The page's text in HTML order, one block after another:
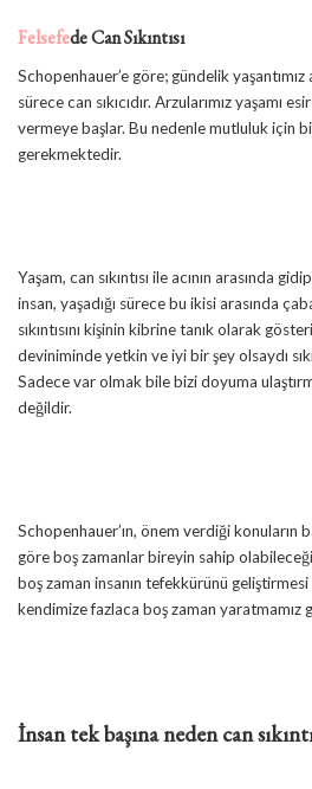
Felsefede Can Sıkıntısı
Schopenhauer’e göre; gündelik
sürece can sıkıcıdır. Arzularımız yaşamı
vermeye başlar. Bu nedenle mutluluk için
gerekmektedir.
Yaşam, can sıkıntısı ile acının arasında
insan, yaşadığı sürece bu ikisi arasında
sıkıntısını kişinin kibrine tanık olarak
deviniminde yetkin ve iyi bir şey olsaydı
Sadece var olmak bile bizi doyuma
değildir.
Schopenhauer’ın, önem verdiği konuların
göre boş zamanlar bireyin sahip
boş zaman insanın tefekkürünü
kendimize fazlaca boş zaman yaratmamız
İnsan tek başına neden can